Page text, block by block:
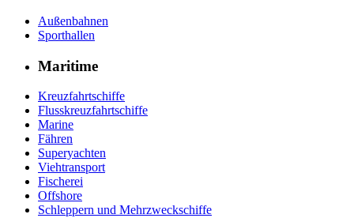
Außenbahnen
Sporthallen
Maritime
Kreuzfahrtschiffe
Flusskreuzfahrtschiffe
Marine
Fähren
Superyachten
Viehtransport
Fischerei
Offshore
Schleppern und Mehrzweckschiffe